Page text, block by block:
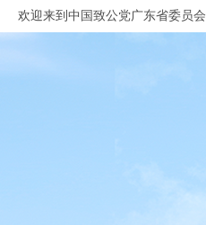
欢迎来到中国致公党广东省委员会